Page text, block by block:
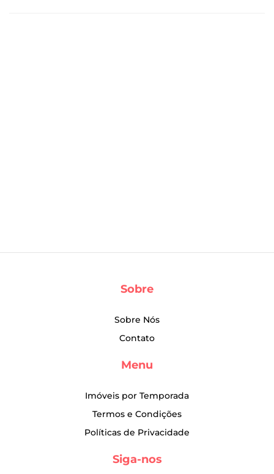
Sobre
Sobre Nós
Contato
Menu
Imóveis por Temporada
Termos e Condições
Políticas de Privacidade
Siga-nos